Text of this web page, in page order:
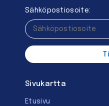
Sähköpostiosoite:
Sivukartta
Etusivu